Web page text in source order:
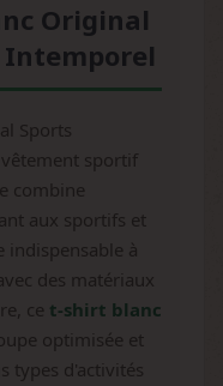
Original
Intemporel
Sports
vêtement sportif
combine
aux sportifs et
indispensable à
des matériaux
ce t-shirt blanc
optimisée et
types d'activités